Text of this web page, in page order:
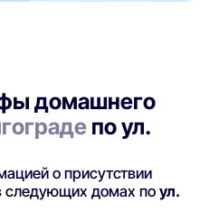
домашнего
по ул.
о присутствии
следующих домах поул.